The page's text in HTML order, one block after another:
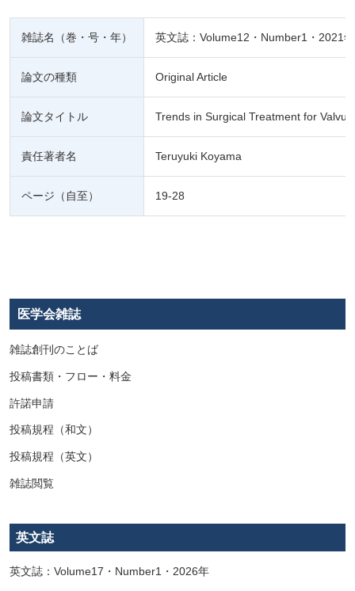
雑誌名（巻・号・年） 英文誌：Volume12・Number1・2021年
論文の種類 Original Article
論文タイトル Trends in Surgical Treatment for
責任著者名 Teruyuki Koyama
ページ（自至） 19-28
医学会雑誌
雑誌創刊のことば
投稿書類・フロー・料金
許諾申請
投稿規程（和文）
投稿規程（英文）
雑誌閲覧
英文誌
英文誌：Volume17・Number1・2026年